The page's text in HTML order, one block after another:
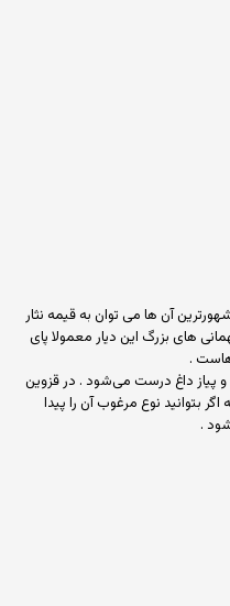
آن ها می توان به قیمه نثار
های بزرگ این دیار معمولا پای
.
و پیاز داغ درست می‌شود . در قزوين
بتوانيد نوع مرغوب آن را پيدا
.